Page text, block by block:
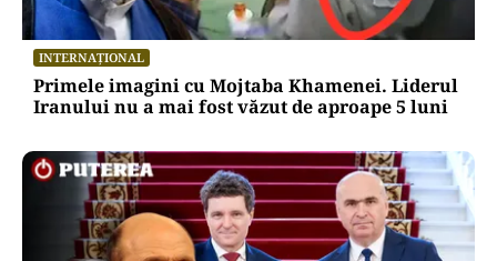
INTERNAȚIONAL
Primele imagini cu Mojtaba Khamenei. Liderul
Iranului nu a mai fost văzut de aproape 5 luni